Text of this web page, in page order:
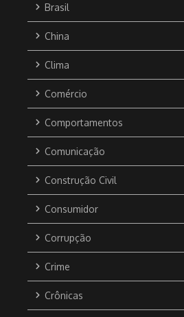
Brasil
China
Clima
Comércio
Comportamentos
Comunicação
Construção Civil
Consumidor
Corrupção
Crime
Crônicas